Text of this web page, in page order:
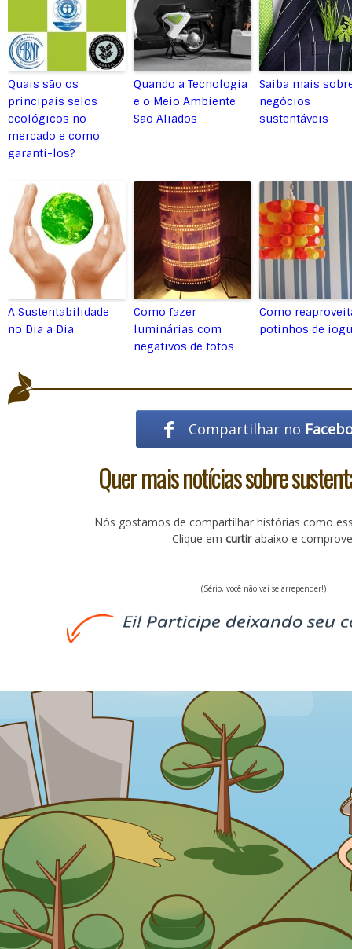
Quais são os
principais selos
ecológicos no
mercado e como
garanti-los?
Quando a Tecnologia
e o Meio Ambiente
São Aliados
Saiba mais
negócios
sustentáveis
A Sustentabilidade
no Dia a Dia
Como fazer
luminárias com
negativos de fotos
Como
potinhos de
Compartilhar no
Quer mais notícias sobre
Nós gostamos de compartilhar histórias como
Clique em curtirabaixo e
(Sério, você não vai se arrepender!)